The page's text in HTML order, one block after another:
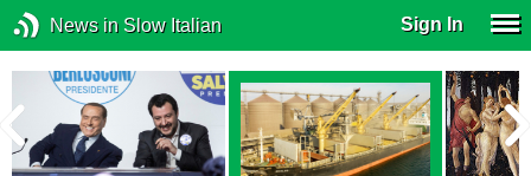
News in Slow Italian Sign In